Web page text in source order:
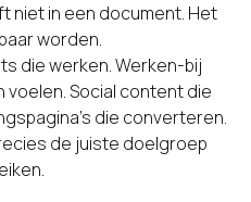
niet in een document. Het
worden.
die werken. Werken-bij
voelen. Social content die
die converteren.
de juiste doelgroep